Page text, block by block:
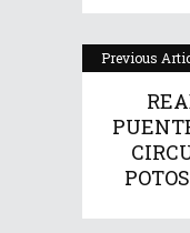
Previous